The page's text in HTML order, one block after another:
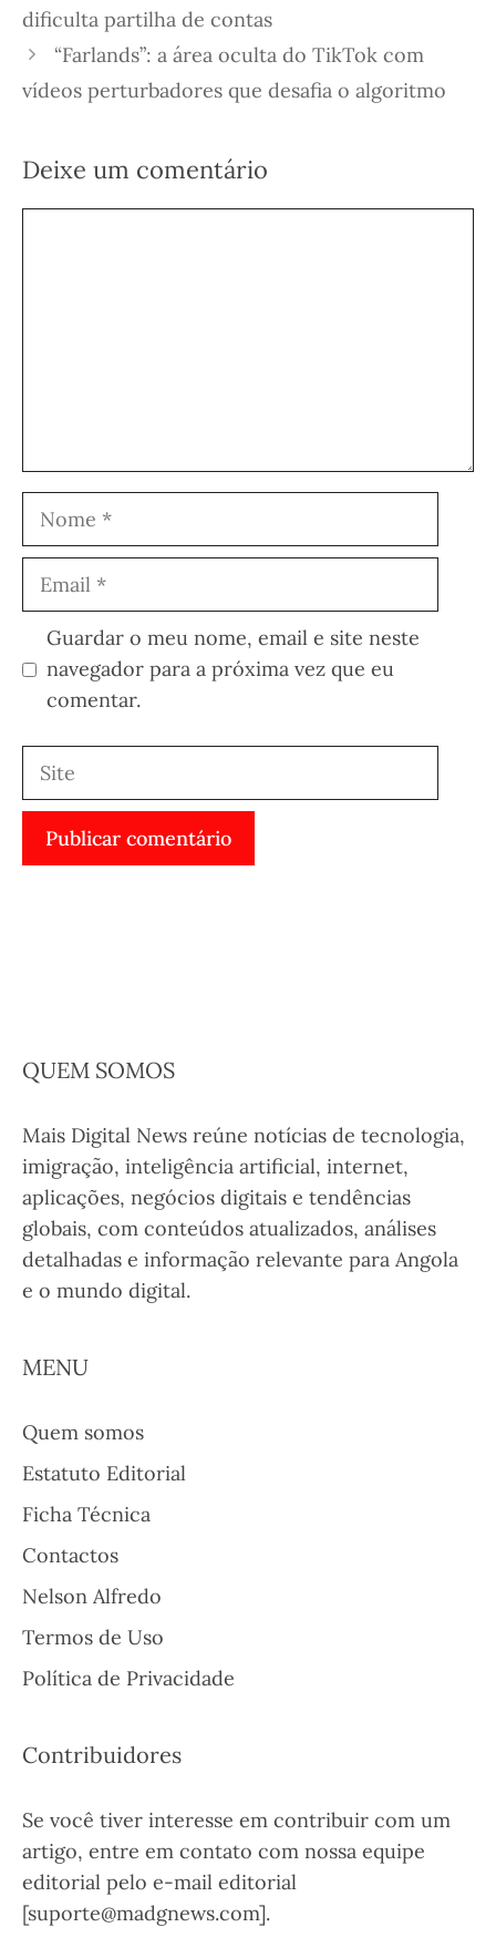
dificulta partilha de contas
“Farlands”: a área oculta do TikTok com
vídeos perturbadores que desafia o algoritmo
Deixe um comentário
Nome
Email
Guardar o meu nome, email e site neste
navegador para a próxima vez que eu
comentar.
Site
QUEM SOMOS
Mais Digital News reúne notícias de tecnologia,
imigração, inteligência artificial, internet,
aplicações, negócios digitais e tendências
globais, com conteúdos atualizados, análises
detalhadas e informação relevante para Angola
e o mundo digital.
MENU
Quem somos
Estatuto Editorial
Ficha Técnica
Contactos
Nelson Alfredo
Termos de Uso
Política de Privacidade
Contribuidores
Se você tiver interesse em contribuir com um
artigo, entre em contato com nossa equipe
editorial pelo e-mail editorial
[suporte@madgnews.com].